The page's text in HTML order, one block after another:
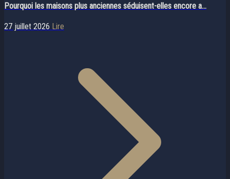
Pourquoi les maisons plus anciennes séduisent-elles encore a...
27 juillet 2026 Lire